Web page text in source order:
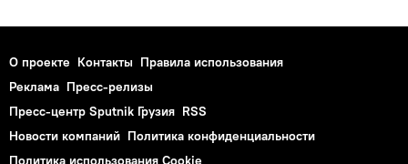
О проекте Контакты Правила использования
Реклама Пресс-релизы
Пресс-центр Sputnik Грузия RSS
Новости компаний Политика конфиденциальности
Политика использования Cookie